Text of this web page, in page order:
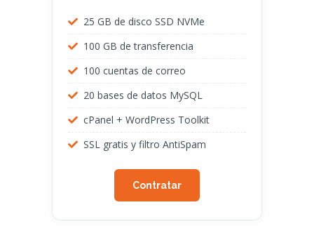
25 GB de disco SSD NVMe
100 GB de transferencia
100 cuentas de correo
20 bases de datos MySQL
cPanel + WordPress Toolkit
SSL gratis y filtro AntiSpam
Contratar